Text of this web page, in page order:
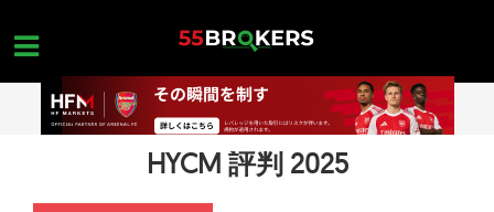
content
外国為替ブローカー
HYCM 評判 2025